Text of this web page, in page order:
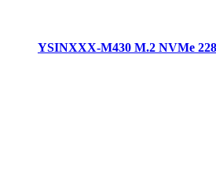
YSINXXX-M430 M.2 NVMe